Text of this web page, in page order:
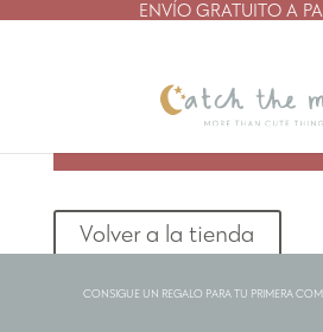
ENVÍO GRATUITO A
Volver a la tienda
CONSIGUE UN REGALO PARA TU PRIMERA